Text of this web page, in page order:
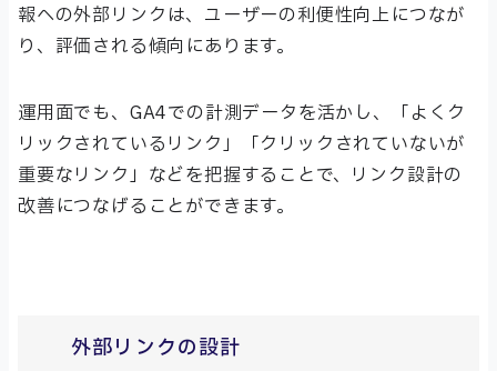
報への外部リンクは、ユーザーの利便性向上につなが
り、評価される傾向にあります。
運用面でも、GA4での計測データを活かし、「よくク
リックされているリンク」「クリックされていないが
重要なリンク」などを把握することで、リンク設計の
改善につなげることができます。
外部リンクの設計